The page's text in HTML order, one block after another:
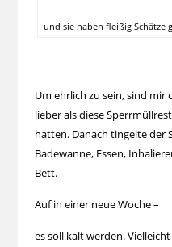
und sie haben fleißig Schätze
Um ehrlich zu sein, sind mir
lieber als diese
hatten. Danach tingelte der
Badewanne, Essen,
Bett.
Auf in einer neue Woche –
es soll kalt werden.